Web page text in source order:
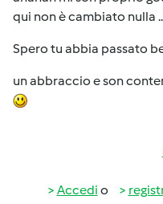
qui non è cambiato nulla ..
Spero tu abbia passato
un abbraccio e son
Accedi o